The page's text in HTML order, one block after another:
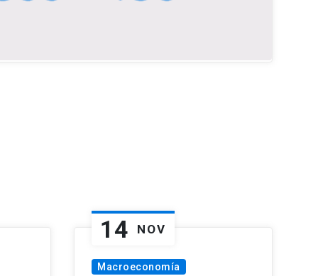
14 NOV
Macroeconomía